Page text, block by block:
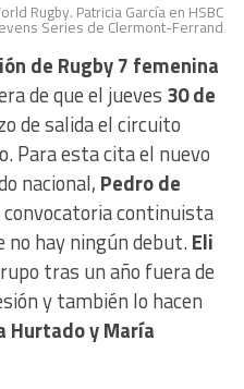
Rugby. Patricia García en HSBC
Series de Clermont-Ferrand
de Rugby 7 femenina
de que el jueves 30 de
de salida el circuito
Para esta cita el nuevo
nacional, Pedro de
convocatoria continuista
no hay ningún debut.Eli
tras un año fuera de
y también lo hacen
Hurtado y María